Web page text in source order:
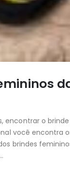
encontrar o
você encontra
brindes